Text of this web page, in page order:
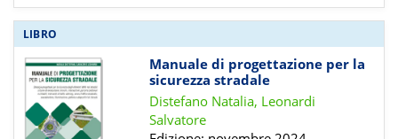
LIBRO
Manuale di progettazione per la
sicurezza stradale
Distefano Natalia, Leonardi
Salvatore